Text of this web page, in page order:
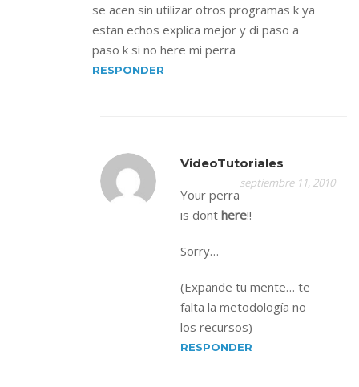
se acen sin utilizar otros programas k ya
estan echos explica mejor y di paso a
paso k si no here mi perra
RESPONDER
VideoTutoriales
septiembre 11, 2010
Your perra
is dont here!!
Sorry…
(Expande tu mente… te
falta la metodología no
los recursos)
RESPONDER